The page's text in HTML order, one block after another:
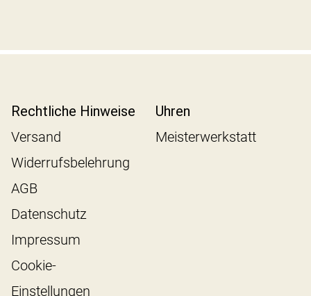
Rechtliche Hinweise
Versand
Widerrufsbelehrung
AGB
Datenschutz
Impressum
Cookie-
Einstellungen
Uhren
Meisterwerkstatt